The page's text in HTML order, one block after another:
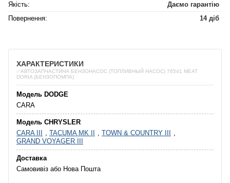
Якість:
Даємо гарантію
Повернення:
14 діб
ХАРАКТЕРИСТИКИ
✅АВТОЗАПЧАСТИНА БЕНЗОНАСОС (ТОПЛИВНЫЙ НАСОС) 76541 MEAT
DORIA (БЕНЗОПОМПА)
Модель DODGE
CARA
Модель CHRYSLER
CARA III
, TACUMA MK II , TOWN & COUNTRY III
,
GRAND VOYAGER III
Доставка
Самовивіз або Нова Пошта